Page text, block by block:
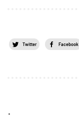
Twitter Facebook
.